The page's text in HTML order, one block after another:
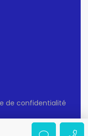
de confidentialité